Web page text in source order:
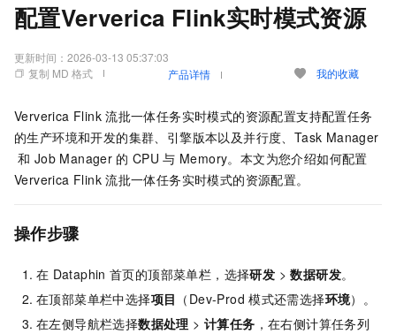
配置Ververica Flink实时模式资源
更新时间： 2026-03-13 05:37:03
复制 MD 格式
产品详情 我的收藏
Ververica Flink 流批一体任务实时模式的资源配置支持配置任务
的生产环境和开发的集群、引擎版本以及并行度、Task Manager
和 Job Manager 的 CPU 与 Memory。本文为您介绍如何配置
Ververica Flink 流批一体任务实时模式的资源配置。
操作步骤
在 Dataphin 首页的顶部菜单栏，选择研发 >数据研发。
在顶部菜单栏中选择项目 （Dev-Prod 模式还需选择环境）。
在左侧导航栏选择数据处理 >计算任务 ，在右侧计算任务列